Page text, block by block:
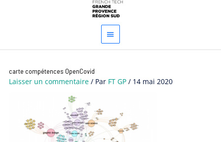
carte compétences OpenCovid
Laisser un commentaire / Par FT GP/ 14 mai 2020
des
articles